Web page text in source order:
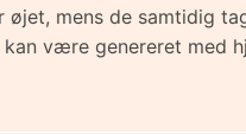
mens de samtidig
være genereret med